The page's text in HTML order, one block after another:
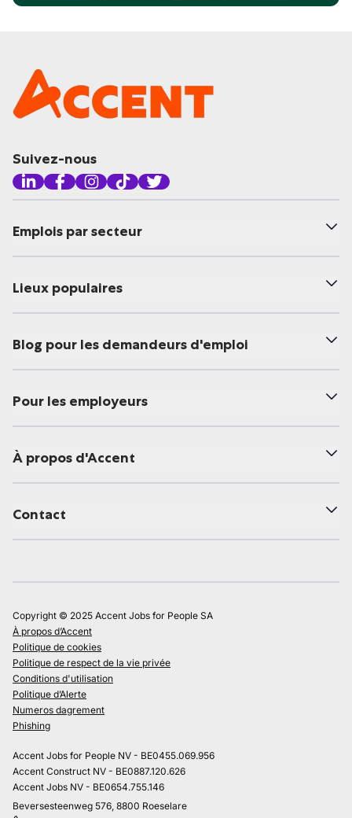
Suivez-nous
Emplois par secteur
Lieux populaires
Blog pour les demandeurs d'emploi
Pour les employeurs
À propos d'Accent
Contact
Copyright © 2025 Accent Jobs for People SA
À propos d’Accent
Politique de cookies
Politique de respect de la vie privée
Conditions d'utilisation
Politique d’Alerte
Numeros dagrement
Phishing
Accent Jobs for People NV - BE0455.069.956
Accent Construct NV - BE0887.120.626
Accent Jobs NV - BE0654.755.146
Beversesteenweg 576, 8800 Roeselare